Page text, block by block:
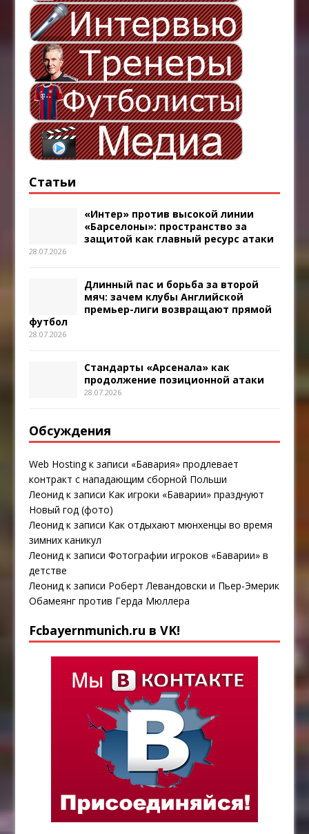
Статьи
«Интер» против высокой линии
«Барселоны»: пространство за
защитой как главный ресурс атаки
28.07.2026
Длинный пас и борьба за второй
мяч: зачем клубы Английской
премьер-лиги возвращают прямой
футбол
28.07.2026
Стандарты «Арсенала» как
продолжение позиционной атаки
28.07.2026
Обсуждения
Web Hostingк записи «Бавария» продлевает
контракт с нападающим сборной Польши
Леонид к записи Как игроки «Баварии» празднуют
Новый год (фото)
Леонид к записи Как отдыхают мюнхенцы во время
зимних каникул
Леонид к записиФотографии игроков «Баварии» в
детстве
Леонид к записи Роберт Левандовски и Пьер-Эмерик
Обамеянг против Герда Мюллера
Fcbayernmunich.ru в VK!